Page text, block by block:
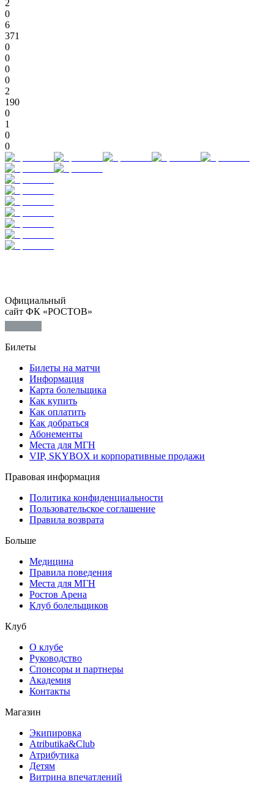
2
0
6
371
0
0
0
0
2
190
0
1
0
0
Официальный
сайт ФК «РОСТОВ»
Билеты
Билеты на матчи
Информация
Карта болельщика
Как купить
Как оплатить
Как добраться
Абонементы
Места для МГН
VIP, SKYBOX и корпоративные продажи
Правовая информация
Политика конфиденциальности
Пользовательское соглашение
Правила возврата
Больше
Медицина
Правила поведения
Места для МГН
Ростов Арена
Клуб болельщиков
Клуб
О клубе
Руководство
Спонсоры и партнеры
Академия
Контакты
Магазин
Экипировка
Atributika&Club
Атрибутика
Детям
Витрина впечатлений